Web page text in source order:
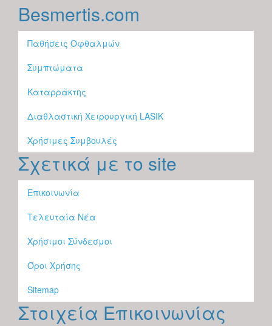
Besmertis.com
Παθήσεις Οφθαλμών
Συμπτώματα
Καταρράκτης
Διαθλαστική Χειρουργική LASIK
Χρήσιμες Συμβουλές
Σχετικά με το site
Επικοινωνία
Τελευταία Νέα
Χρήσιμοι Σύνδεσμοι
Όροι Χρήσης
Sitemap
Στοιχεία Επικοινωνίας